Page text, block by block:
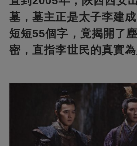
墓，墓主正是太子李建
短短55個字，竟揭開了
密，直指李世民的真實為